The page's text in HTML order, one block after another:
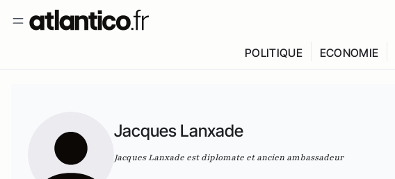
POLITIQUE ECONOMIE
Jacques Lanxade
Jacques Lanxade est diplomate et ancien ambassadeur